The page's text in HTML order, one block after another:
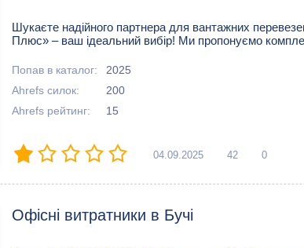
Шукаєте надійного партнера для вантажних
Плюс» – ваш ідеальний вибір! Ми пропонуємо
Попав в каталог:
2025
Ahrefs силок:
200
Ahrefs рейтинг:
15
04.09.2025 42 0
Офісні витратники в Бучі